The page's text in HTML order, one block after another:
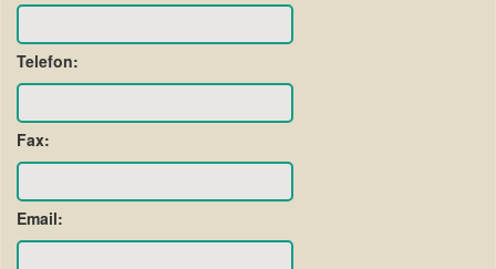
Telefon:
Fax:
Email: